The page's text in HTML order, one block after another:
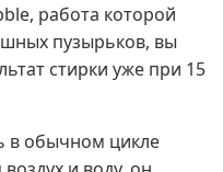
работа которой
пузырьков, вы
стирки уже при 15
в обычном цикле